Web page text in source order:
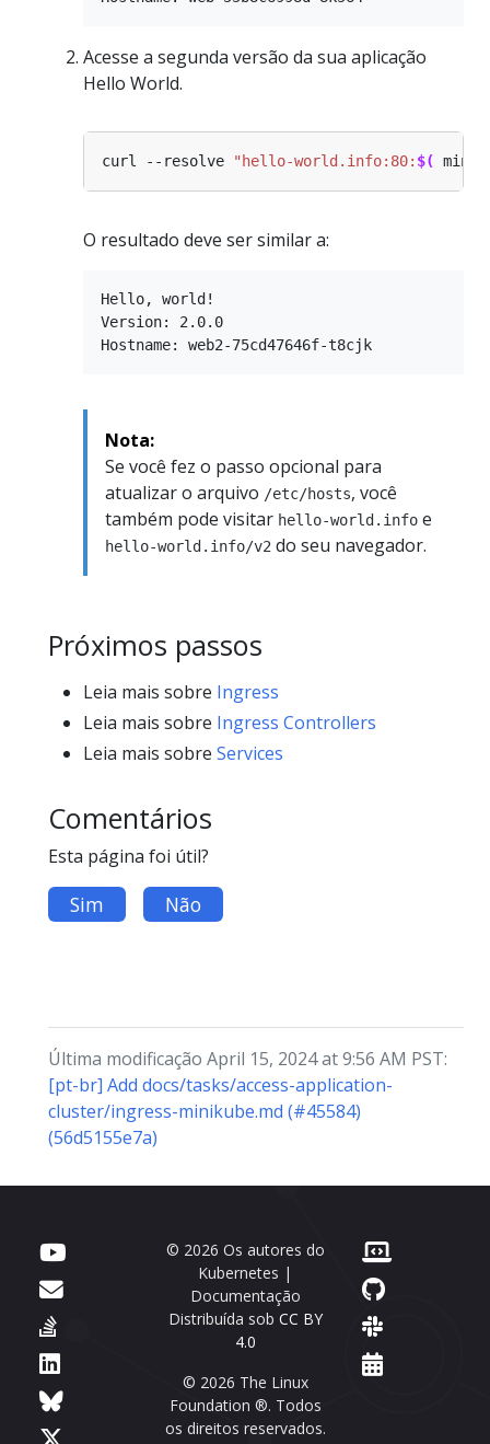
Acesse a segunda versão da sua aplicação
Hello World.
curl --resolve "hello-world.info:80: $(
O resultado deve ser similar a:
Hello, world!
Version: 2.0.0
Nota:
Se você fez o passo opcional para
atualizar o arquivo /etc/hosts, você
também pode visitar hello-world.info e
hello-world.info/v2 do seu navegador.
Próximos passos
Leia mais sobre Ingress
Leia mais sobre Ingress Controllers
Leia mais sobre Services
Comentários
Esta página foi útil?
Sim Não
Última modificação April 15, 2024 at 9:56 AM PST:
[pt-br] Add docs/tasks/access-application-
cluster/ingress-minikube.md (#45584)
(56d5155e7a)
© 2026 Os autores do
Kubernetes |
Documentação
Distribuída sob CC BY
4.0
© 2026 The Linux
Foundation ®. Todos
os direitos reservados.